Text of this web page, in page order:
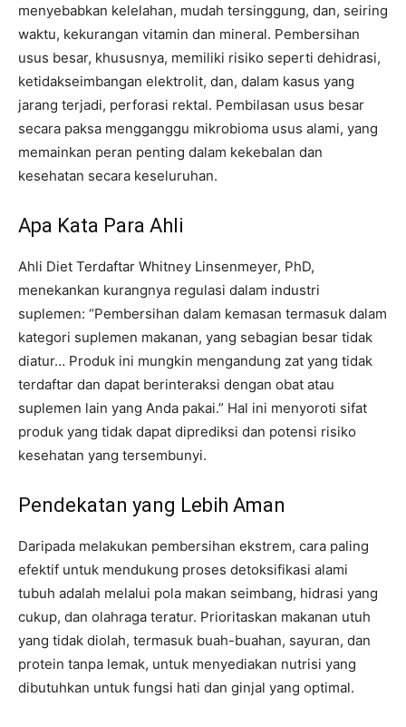
menyebabkan kelelahan, mudah tersinggung, dan, seiring
waktu, kekurangan vitamin dan mineral. Pembersihan
usus besar, khususnya, memiliki risiko seperti dehidrasi,
ketidakseimbangan elektrolit, dan, dalam kasus yang
jarang terjadi, perforasi rektal. Pembilasan usus besar
secara paksa mengganggu mikrobioma usus alami, yang
memainkan peran penting dalam kekebalan dan
kesehatan secara keseluruhan.
Apa Kata Para Ahli
Ahli Diet Terdaftar Whitney Linsenmeyer, PhD,
menekankan kurangnya regulasi dalam industri
suplemen: “Pembersihan dalam kemasan termasuk dalam
kategori suplemen makanan, yang sebagian besar tidak
diatur… Produk ini mungkin mengandung zat yang tidak
terdaftar dan dapat berinteraksi dengan obat atau
suplemen lain yang Anda pakai.” Hal ini menyoroti sifat
produk yang tidak dapat diprediksi dan potensi risiko
kesehatan yang tersembunyi.
Pendekatan yang Lebih Aman
Daripada melakukan pembersihan ekstrem, cara paling
efektif untuk mendukung proses detoksifikasi alami
tubuh adalah melalui pola makan seimbang, hidrasi yang
cukup, dan olahraga teratur. Prioritaskan makanan utuh
yang tidak diolah, termasuk buah-buahan, sayuran, dan
protein tanpa lemak, untuk menyediakan nutrisi yang
dibutuhkan untuk fungsi hati dan ginjal yang optimal.